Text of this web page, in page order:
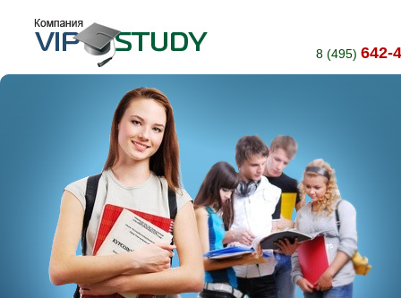
8 (495) 642-